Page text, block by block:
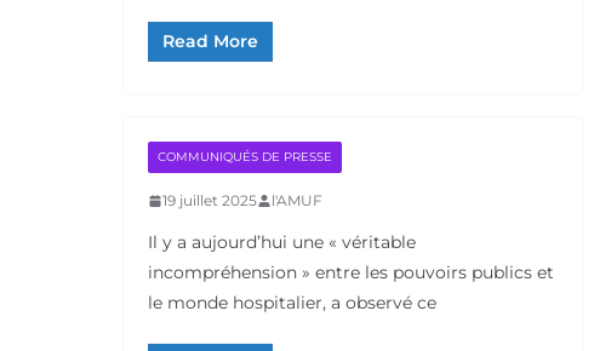
Read More
COMMUNIQUÉS DE PRESSE
19 juillet 2025 l'AMUF
Il y a aujourd’hui une « véritable
incompréhension » entre les pouvoirs publics et
le monde hospitalier, a observé ce